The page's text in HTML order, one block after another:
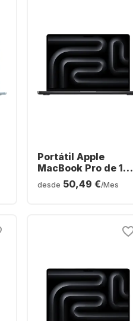
Portátil Apple
MacBook Pro de 14"
- Apple M3 Pro - 18
GB - SSD de 512 GB -
desde 50,49 €/Mes